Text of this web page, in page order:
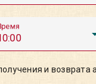
и возврата